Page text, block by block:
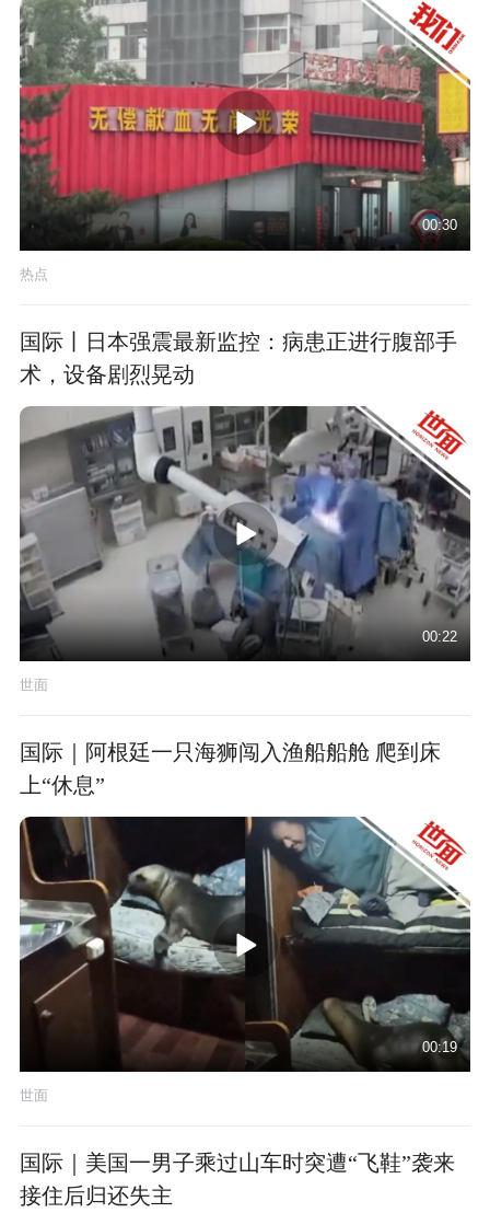
00:30
热点
国际丨日本强震最新监控：病患正进行腹部手
术，设备剧烈晃动
00:22
世面
国际｜阿根廷一只海狮闯入渔船船舱 爬到床
上“休息”
00:19
世面
国际｜美国一男子乘过山车时突遭“飞鞋”袭来
接住后归还失主